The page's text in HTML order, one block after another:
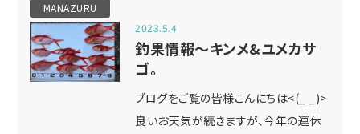
MANAZURU
2023.5.4
釣果情報～キンメ&ユメカサ
ゴ。
ブログをご覧の皆様こんにちは<(_ _)>
良いお天気が続きますが、今年の連休